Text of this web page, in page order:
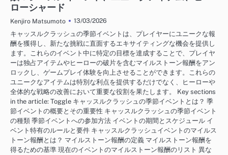
ローシャード
Kenjiro Matsumoto
13/03/2026
キャッスルクラッシュの季節イベントは、プレイヤーにユニークな報
酬を獲得し、新たな挑戦に直面するエキサイティングな機会を提供し
ます。これらのイベント中に特定の目標を達成することで、プレイヤ
ーは独占アイテムやヒーローの破片を含むマイルストーン報酬をアン
ロックし、ゲームプレイ体験を向上させることができます。これらの
ユニークなアイテムは特別な利点を提供するだけでなく、ヒーローや
全体的な戦略の改善において重要な役割を果たします。 Key sections
in the article: Toggle キャッスルクラッシュの季節イベントとは？ 季
節イベントの概要とその重要性 キャッスルクラッシュの季節イベント
の種類 季節イベントへの参加方法 イベントの期間とスケジュール イ
ベント特有のルールと要件 キャッスルクラッシュイベントのマイルス
トーン報酬とは？ マイルストーン報酬の定義 マイルストーン報酬を
得るための基準 現在のイベントのマイルストーン報酬のリスト 異な